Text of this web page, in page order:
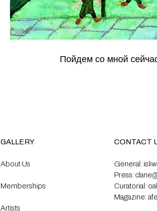
Пойдем со мной
GALLERY
About Us
Memberships
Artists
CONTACT
General:
Press:
Curatorial:
Magazine: